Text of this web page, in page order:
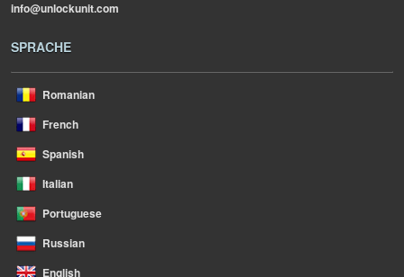
info@unlockunit.com
SPRACHE
Romanian
French
Spanish
Italian
Portuguese
Russian
English